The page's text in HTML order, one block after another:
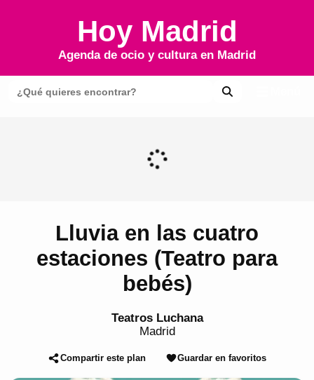
Hoy Madrid
Agenda de ocio y cultura en Madrid
Lluvia en las cuatro
estaciones (Teatro para
bebés)
Teatros Luchana
Madrid
Compartir este plan Guardar en favoritos